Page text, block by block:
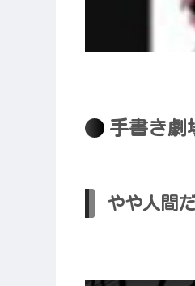
手書き劇
やや人間